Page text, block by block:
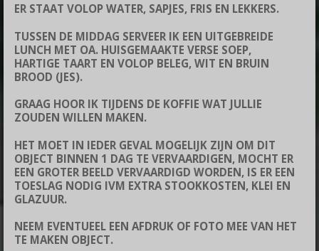
ER STAAT VOLOP WATER, SAPJES, FRIS EN LEKKERS.
TUSSEN DE MIDDAG SERVEER IK EEN UITGEBREIDE
LUNCH MET OA. HUISGEMAAKTE VERSE SOEP,
HARTIGE TAART EN VOLOP BELEG, WIT EN BRUIN
BROOD (JES).
GRAAG HOOR IK TIJDENS DE KOFFIE WAT JULLIE
ZOUDEN WILLEN MAKEN.
HET MOET IN IEDER GEVAL MOGELIJK ZIJN OM DIT
OBJECT BINNEN 1 DAG TE VERVAARDIGEN, MOCHT ER
EEN GROTER BEELD VERVAARDIGD WORDEN, IS ER EEN
TOESLAG NODIG IVM EXTRA STOOKKOSTEN, KLEI EN
GLAZUUR.
NEEM EVENTUEEL EEN AFDRUK OF FOTO MEE VAN HET
TE MAKEN OBJECT.